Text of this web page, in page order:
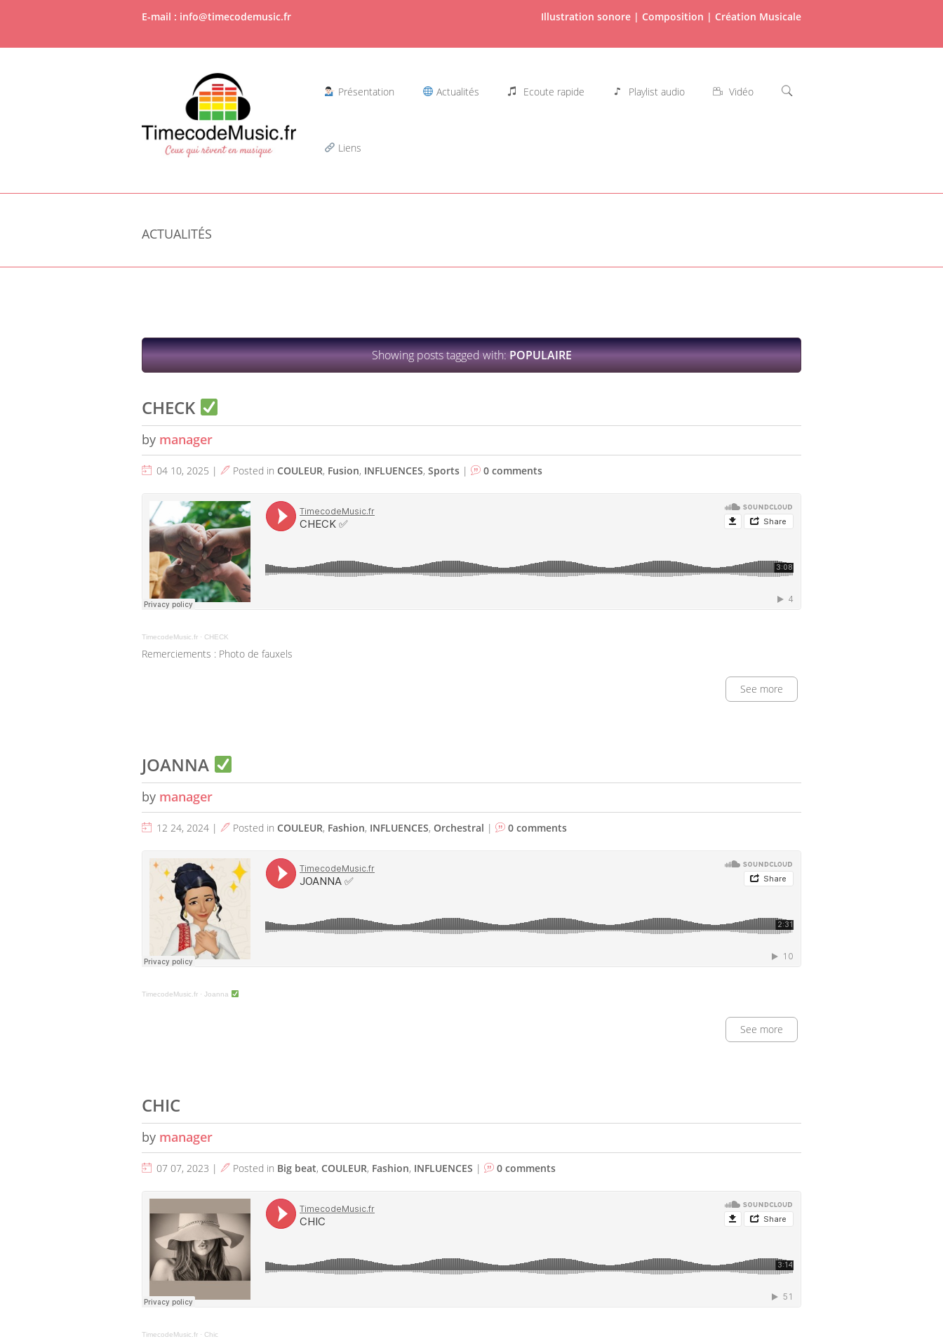
E-mail : info@timecodemusic.fr Illustration sonore | Composition | Création Musicale
Présentation Actualités Ecoute rapide Playlist audio Vidéo
Liens
ACTUALITÉS
Showing posts tagged with:POPULAIRE
CHECK
by manager
04 10, 2025 | Posted in COULEUR, Fusion, INFLUENCES, Sports | 0 comments
TimecodeMusic.fr · CHECK
Remerciements : Photo de fauxels
See more
JOANNA
by manager
12 24, 2024 | Posted in COULEUR, Fashion, INFLUENCES, Orchestral | 0 comments
TimecodeMusic.fr · Joanna
See more
CHIC
by manager
07 07, 2023 | Posted in Big beat, COULEUR, Fashion, INFLUENCES | 0 comments
TimecodeMusic.fr · Chic